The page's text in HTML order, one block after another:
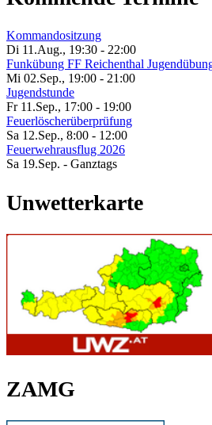
Kommandositzung
Di 11.Aug., 19:30 - 22:00
Funkübung FF Reichenthal
Mi 02.Sep., 19:00 - 21:00
Jugendstunde
Fr 11.Sep., 17:00 - 19:00
Feuerlöscherüberprüfung
Sa 12.Sep., 8:00 - 12:00
Feuerwehrausflug 2026
Sa 19.Sep. - Ganztags
Unwetterkarte
ZAMG